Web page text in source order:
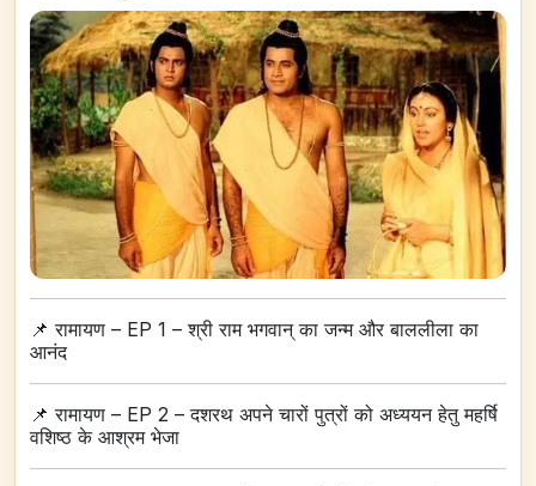
📌रामायण – EP 1 – श्री राम भगवान्‌ का जन्म और बाललीला का
आनंद
📌रामायण – EP 2 – दशरथ अपने चारों पुत्रों को अध्ययन हेतु महर्षि
वशिष्ठ के आश्रम भेजा